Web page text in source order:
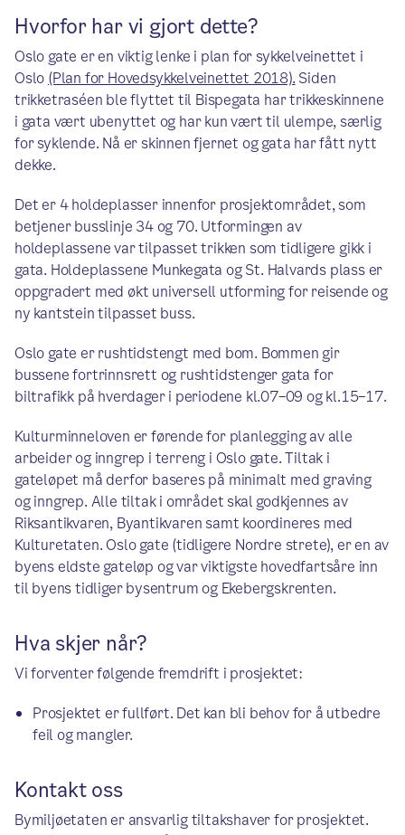
Hvorfor har vi gjort dette?
Oslo gate er en viktig lenke i plan for sykkelveinettet i
Oslo (Plan for Hovedsykkelveinettet 2018). Siden
trikketraséen ble flyttet til Bispegata har trikkeskinnene
i gata vært ubenyttet og har kun vært til ulempe, særlig
for syklende. Nå er skinnen fjernet og gata har fått nytt
dekke.
Det er 4 holdeplasser innenfor prosjektområdet, som
betjener busslinje 34 og 70. Utformingen av
holdeplassene var tilpasset trikken som tidligere gikk i
gata. Holdeplassene Munkegata og St. Halvards plass er
oppgradert med økt universell utforming for reisende og
ny kantstein tilpasset buss.
Oslo gate er rushtidstengt med bom. Bommen gir
bussene fortrinnsrett og rushtidstenger gata for
biltrafikk på hverdager i periodene kl.07–09 og kl.15–17.
Kulturminneloven er førende for planlegging av alle
arbeider og inngrep i terreng i Oslo gate. Tiltak i
gateløpet må derfor baseres på minimalt med graving
og inngrep. Alle tiltak i området skal godkjennes av
Riksantikvaren, Byantikvaren samt koordineres med
Kulturetaten. Oslo gate (tidligere Nordre strete), er en av
byens eldste gateløp og var viktigste hovedfartsåre inn
til byens tidliger bysentrum og Ekebergskrenten.
Hva skjer når?
Vi forventer følgende fremdrift i prosjektet:
Prosjektet er fullført. Det kan bli behov for å utbedre
feil og mangler.
Kontakt oss
Bymiljøetaten er ansvarlig tiltakshaver for prosjektet.